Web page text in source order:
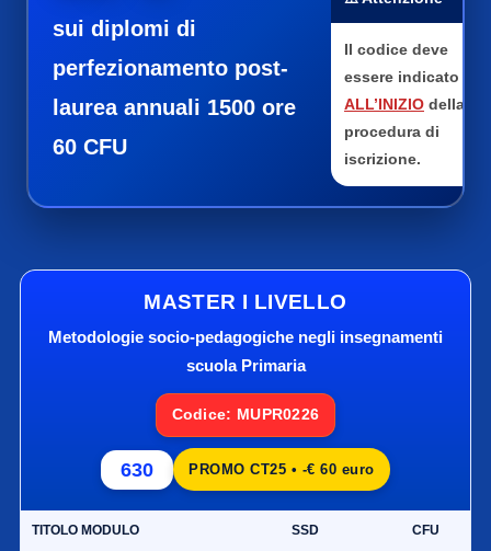
sui diplomi di
perfezionamento post-
laurea annuali 1500 ore
60 CFU
Il codice deve
essere indicato
ALL’INIZIO della
procedura di
iscrizione.
MASTER I LIVELLO
Metodologie socio-pedagogiche negli insegnamenti
scuola Primaria
Codice: MUPR0226
630 PROMO CT25 • -€ 60 euro
TITOLO MODULO SSD CFU